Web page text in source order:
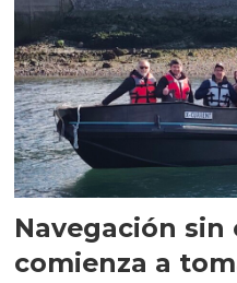
Navegación sin
comienza a